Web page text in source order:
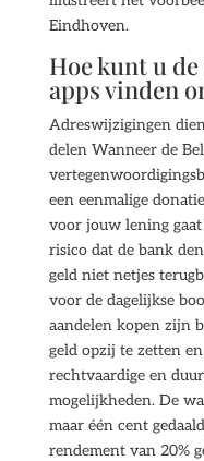
Eindhoven.
Hoe kunt u
apps vinden
Adreswijzigingen
delen Wanneer de
een eenmalige
voor jouw lening
risico dat de bank
geld niet netjes
voor de dagelijkse
aandelen kopen zijn
geld opzij te zetten
rechtvaardige en
mogelijkheden. De
maar één cent
rendement van 20%